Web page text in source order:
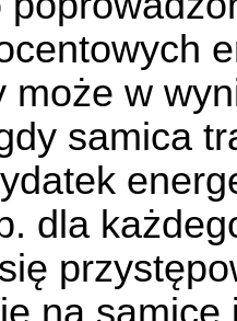
może w
samica
dla
na